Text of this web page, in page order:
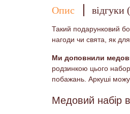
Опис відгуки
Такий подарунковий
нагоди чи свята, як
Ми доповнили
родзинкою цього
побажань. Аркуші
Медовий набір